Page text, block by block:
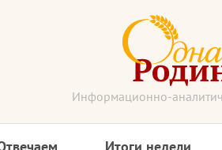
Информационно-